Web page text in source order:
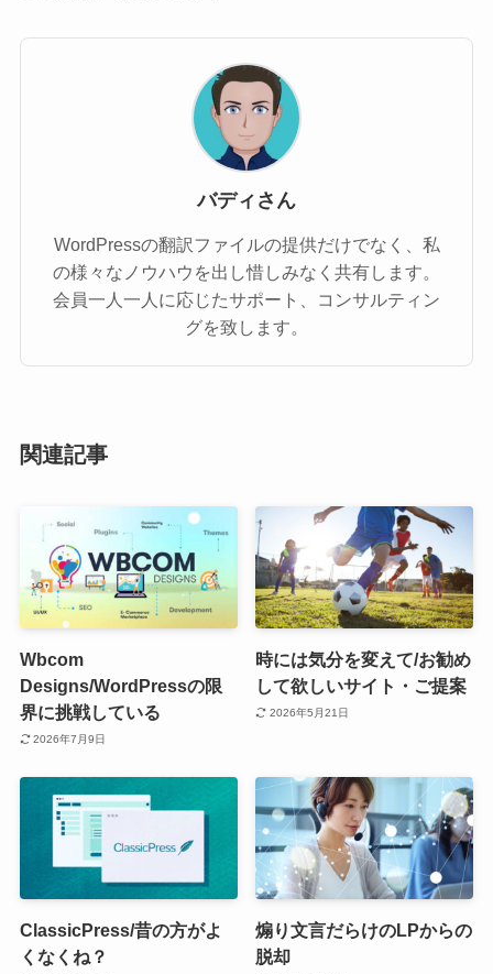
バディさん
WordPressの翻訳ファイルの提供だけでなく、私
の様々なノウハウを出し惜しみなく共有します。
会員一人一人に応じたサポート、コンサルティン
グを致します。
関連記事
Wbcom
Designs/WordPressの限
界に挑戦している
2026年7月9日
時には気分を変えて/お勧め
して欲しいサイト・ご提案
2026年5月21日
ClassicPress/昔の方がよ
くなくね？
煽り文言だらけのLPからの
脱却